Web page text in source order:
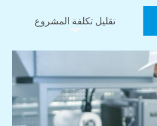
تقليل تكلفة المشروع